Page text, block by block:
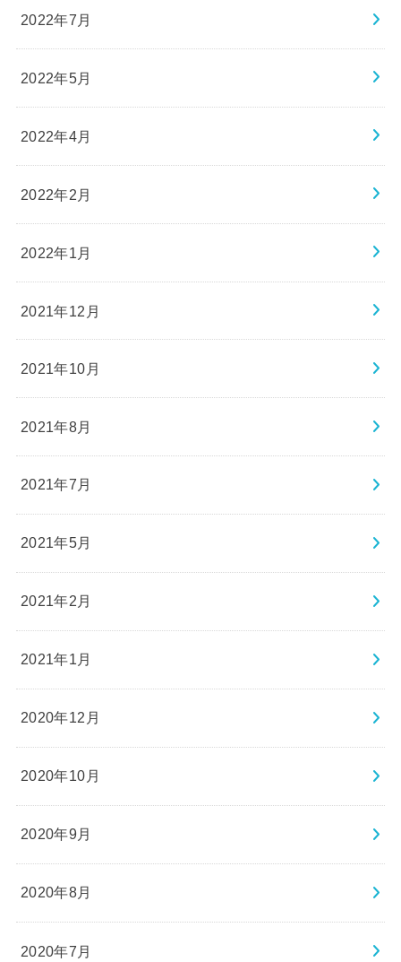
2022年7月
2022年5月
2022年4月
2022年2月
2022年1月
2021年12月
2021年10月
2021年8月
2021年7月
2021年5月
2021年2月
2021年1月
2020年12月
2020年10月
2020年9月
2020年8月
2020年7月